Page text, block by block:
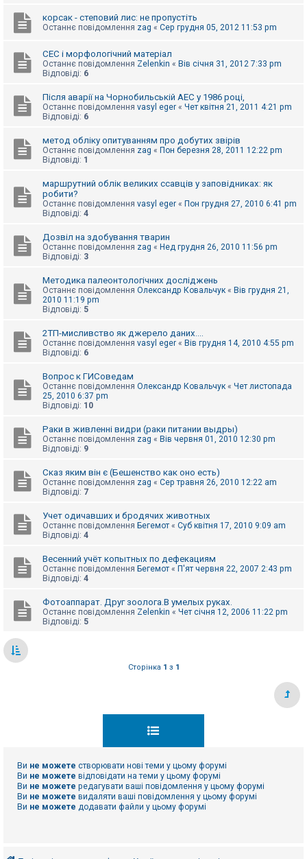
е
в
е
ш
корсак - степовий лис: не пропустіть
Останнє повідомлення zag « Сер грудня 05, 2012 11:53 pm
СЕС і морфологічний матеріал
Останнє повідомлення Zelenkin « Вів січня 31, 2012 7:33 pm
Відповіді: 6
Після аварії на Чорнобильській АЕС у 1986 році,
Останнє повідомлення vasyl eger « Чет квітня 21, 2011 4:21 pm
Відповіді: 6
метод обліку опитуванням про добутих звірів
Останнє повідомлення zag « Пон березня 28, 2011 12:22 pm
Відповіді: 1
маршрутний облік великих ссавців у заповідниках: як
робити?
Останнє повідомлення vasyl eger « Пон грудня 27, 2010 6:41 pm
Відповіді: 4
Дозвіл на здобування тварин
Останнє повідомлення zag « Нед грудня 26, 2010 11:56 pm
Відповіді: 3
Методика палеонтологічних досліджень
Останнє повідомлення Олександр Ковальчук « Вів грудня 21,
2010 11:19 pm
Відповіді: 5
2ТП-мисливство як джерело даних....
Останнє повідомлення vasyl eger « Вів грудня 14, 2010 4:55 pm
Відповіді: 6
Вопрос к ГИСоведам
Останнє повідомлення Олександр Ковальчук « Чет листопада
25, 2010 6:37 pm
Відповіді: 10
Раки в живленні видри (раки питании выдры)
Останнє повідомлення zag « Вів червня 01, 2010 12:30 pm
Відповіді: 9
Сказ яким він є (Бешенство как оно есть)
Останнє повідомлення zag « Сер травня 26, 2010 12:22 am
Відповіді: 7
Учет одичавших и бродячих животных
Останнє повідомлення Бегемот « Суб квітня 17, 2010 9:09 am
Відповіді: 4
Весенний учёт копытных по дефекациям
Останнє повідомлення Бегемот « П'ят червня 22, 2007 2:43 pm
Відповіді: 4
Фотоаппарат. Друг зоолога.В умелых руках.
Останнє повідомлення Zelenkin « Чет січня 12, 2006 11:22 pm
Відповіді: 5
Сторінка 1 з 1
Ви не можете створювати нові теми у цьому форумі
Ви не можете відповідати на теми у цьому форумі
Ви не можете редагувати ваші повідомлення у цьому форумі
Ви не можете видаляти ваші повідомлення у цьому форумі
Ви не можете додавати файли у цьому форумі